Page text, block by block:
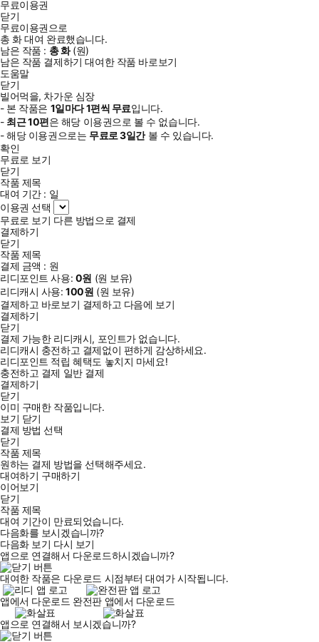
무료이용권
닫기
무료이용권으로
총 화대여 완료했습니다.
남은 작품 : 총화(원)
남은 작품 결제하기 대여한 작품 바로보기
도움말
닫기
빌어먹을, 차가운 심장
- 본 작품은 1일마다1편씩 무료입니다.
- 최근10편은 해당 이용권으로 볼 수 없습니다.
- 해당 이용권으로는 무료로3일간볼 수 있습니다.
확인
무료로 보기
닫기
작품 제목
대여 기간 : 일
이용권 선택
무료로 보기 다른 방법으로 결제
결제하기
닫기
작품 제목
결제 금액 : 원
리디포인트 사용: 0원 (원 보유)
리디캐시 사용:100원 (원 보유)
결제하고 바로보기 결제하고 다음에 보기
결제하기
닫기
결제 가능한 리디캐시, 포인트가 없습니다.
리디캐시 충전하고 결제없이 편하게 감상하세요.
리디포인트 적립 혜택도 놓치지 마세요!
충전하고 결제 일반 결제
결제하기
닫기
이미 구매한 작품입니다.
보기 닫기
결제 방법 선택
닫기
작품 제목
원하는 결제 방법을 선택해주세요.
대여하기 구매하기
이어보기
닫기
작품 제목
대여 기간이 만료되었습니다.
다음화를 보시겠습니까?
다음화 보기 다시 보기
앱으로 연결해서 다운로드하시겠습니까?
대여한 작품은 다운로드 시점부터 대여가 시작됩니다.
앱에서 다운로드 완전판 앱에서 다운로드
앱으로 연결해서 보시겠습니까?